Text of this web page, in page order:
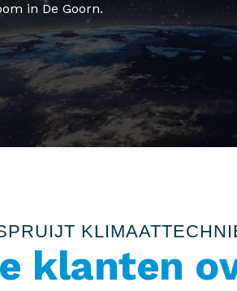
in De Goorn.
klanten